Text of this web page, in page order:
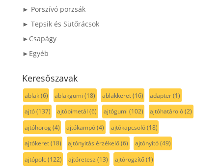
► Porszívó porzsák
► Tepsik és Sütőrácsok
►Csapágy
►Egyéb
Keresőszavak
ablak(6) ablakgumi (18) ablakkeret(16) adapter(1)
ajtó(137) ajtóbimetál (6) ajtógumi (102) ajtóhatároló(2)
ajtóhorog(4) ajtókampó(4) ajtókapcsoló(18)
ajtókeret(18) ajtónyitás érzékelő(6) ajtónyitó(49)
ajtópolc(122) ajtóretesz (13) ajtórögzítő(1)